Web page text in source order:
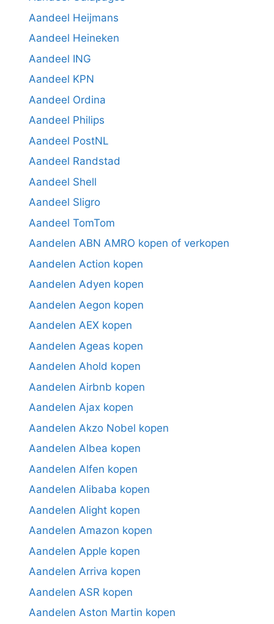
Aandeel Heijmans
Aandeel Heineken
Aandeel ING
Aandeel KPN
Aandeel Ordina
Aandeel Philips
Aandeel PostNL
Aandeel Randstad
Aandeel Shell
Aandeel Sligro
Aandeel TomTom
Aandelen ABN AMRO kopen of verkopen
Aandelen Action kopen
Aandelen Adyen kopen
Aandelen Aegon kopen
Aandelen AEX kopen
Aandelen Ageas kopen
Aandelen Ahold kopen
Aandelen Airbnb kopen
Aandelen Ajax kopen
Aandelen Akzo Nobel kopen
Aandelen Albea kopen
Aandelen Alfen kopen
Aandelen Alibaba kopen
Aandelen Alight kopen
Aandelen Amazon kopen
Aandelen Apple kopen
Aandelen Arriva kopen
Aandelen ASR kopen
Aandelen Aston Martin kopen